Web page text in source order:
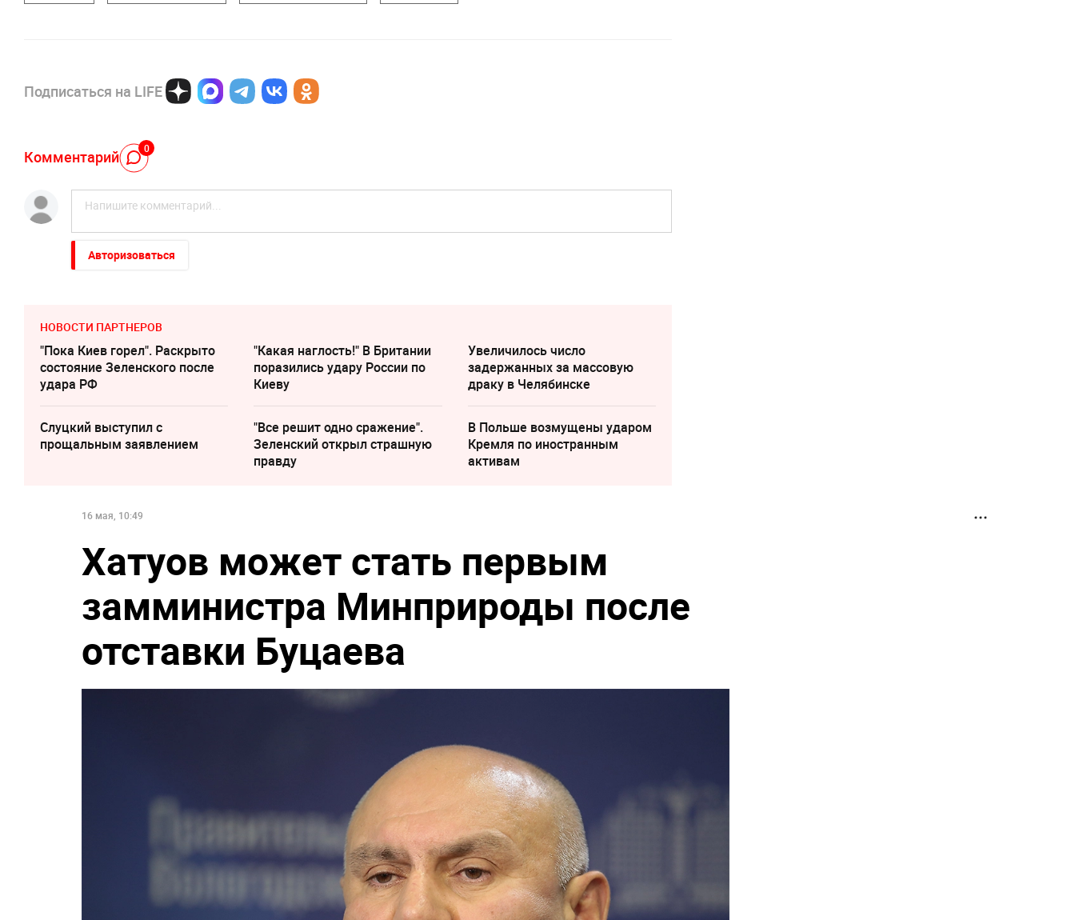
Подписаться на LIFE
Комментарий 0
Авторизоваться
НОВОСТИ ПАРТНЕРОВ
"Пока Киев горел". Раскрыто
состояние Зеленского после
удара РФ
"Какая наглость!" В Британии
поразились удару России по
Киеву
Увеличилось число
задержанных за массовую
драку в Челябинске
Слуцкий выступил с
прощальным заявлением
"Все решит одно сражение".
Зеленский открыл страшную
правду
В Польше возмущены ударом
Кремля по иностранным
активам
16 мая, 10:49
Хатуов может стать первым
замминистра Минприроды после
отставки Буцаева